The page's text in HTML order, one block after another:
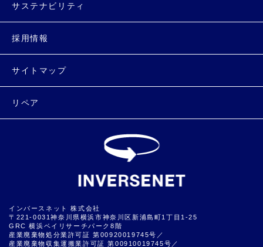
サステナビリティ
採用情報
サイトマップ
リペア
インバースネット 株式会社
〒221-0031神奈川県横浜市神奈川区新浦島町1丁目1-25
GRC 横浜ベイリサーチパーク8階
産業廃棄物処分業許可証 第00920019745号／
産業廃棄物収集運搬業許可証 第00910019745号／